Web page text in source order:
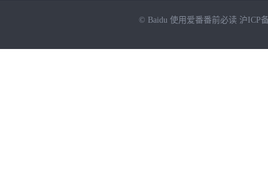
© Baidu 使用爱番番前必读 沪ICP